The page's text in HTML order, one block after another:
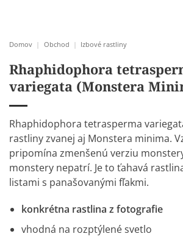
Domov | Obchod | Izbové rastliny
Rhaphidophora
variegata (Monstera
Rhaphidophora tetrasperma
rastliny zvanej aj Monstera minima.
pripomína zmenšenú verziu
monstery nepatrí. Je to ťahavá
listami s panašovanými fľakmi.
konkrétna rastlina z fotografie
vhodná na rozptýlené svetlo